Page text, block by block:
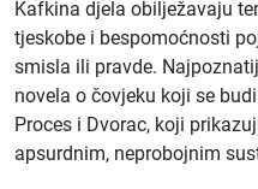
Kafkina djela obilježavaju
tjeskobe i bespomoćnosti
smisla ili pravde.
novela o čovjeku koji se
Proces i Dvorac, koji
apsurdnim, neprobojnim